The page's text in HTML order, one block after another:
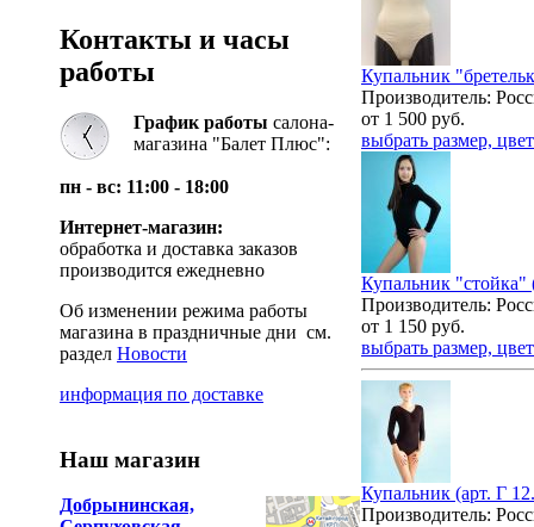
Контакты и часы
работы
График работы салона-
магазина "Балет Плюс":
пн - вс: 11:00 - 18:00
Интернет-магазин:
обработка и доставка заказов
производится ежедневно
Об изменении режима работы
магазина в праздничные дни см.
раздел Новости
информация по доставке
Наш магазин
Добрынинская,
Купальник
Производитель:
от 1 500 руб.
выбрать размер, цвет
Купальник "стойка"
Производитель:
от 1 150 руб.
выбрать размер, цвет
Купальник (арт. Г
Производитель: